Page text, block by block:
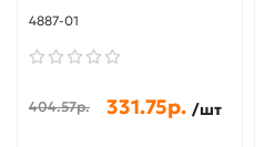
4887-01
404.57р. 331.75р. /шт